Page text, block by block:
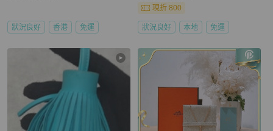
狀況良好 香港 免運
現折 800
狀況良好 本地 免運